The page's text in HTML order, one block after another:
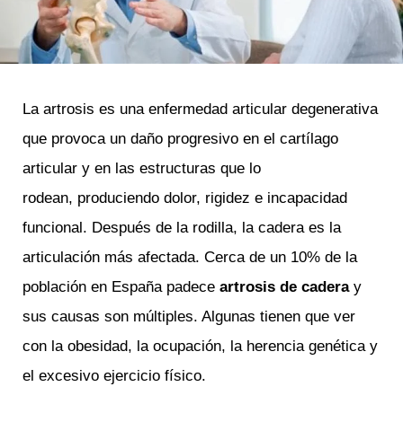
La artrosis es una enfermedad articular degenerativa
que provoca un daño progresivo en el cartílago
articular y en las estructuras que lo
rodean, produciendo dolor, rigidez e incapacidad
funcional. Después de la rodilla, la cadera es la
articulación más afectada. Cerca de un 10% de la
población en España padece artrosis de caderay
sus causas son múltiples. Algunas tienen que ver
con la obesidad, la ocupación, la herencia genética y
el excesivo ejercicio físico.